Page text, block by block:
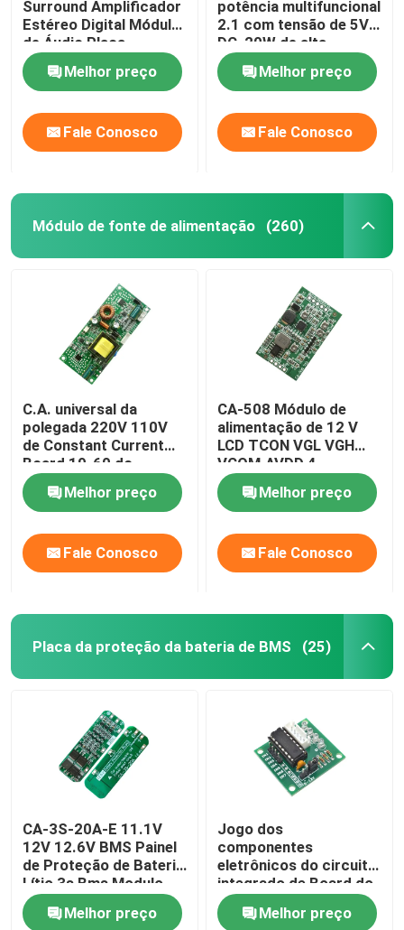
Surround Amplificador
Estéreo Digital Módulo
de Áudio Placa
Amplificadora Classe D
Melhor preço
Fale Conosco
potência multifuncional
2.1 com tensão de 5V
DC, 20W de alta
potência e corrente 3A
para desempenho de
áudio aprimorado
Melhor preço
Fale Conosco
Módulo de fonte de alimentação (260)
C.A. universal da
polegada 220V 110V
de Constant Current
Board 19-60 do
luminoso do diodo
emissor de luz CA-
0518
Melhor preço
Fale Conosco
CA-508 Módulo de
alimentação de 12 V
LCD TCON VGL VGH
VCOM.AVDD 4
Melhor preço
Fale Conosco
Placa da proteção da bateria de BMS (25)
CA-3S-20A-E 11.1V
12V 12.6V BMS Painel
de Proteção de Bateria
Lítio 3s Bms Modulo
Melhor preço
Jogo dos
componentes
eletrônicos do circuito
integrado de Board do
motorista do motor de
etapa da C.C. 5V
Melhor preço